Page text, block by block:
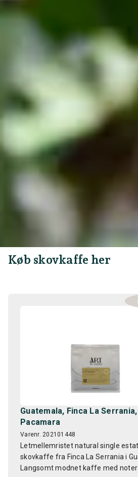
Køb skovkaffe her
Guatemala, Finca La Serrania,
Pacamara
Varenr. 202101448
Letmellemristet natural single
skovkaffe fra Finca La Serrania i
Langsomt modnet kaffe med noter